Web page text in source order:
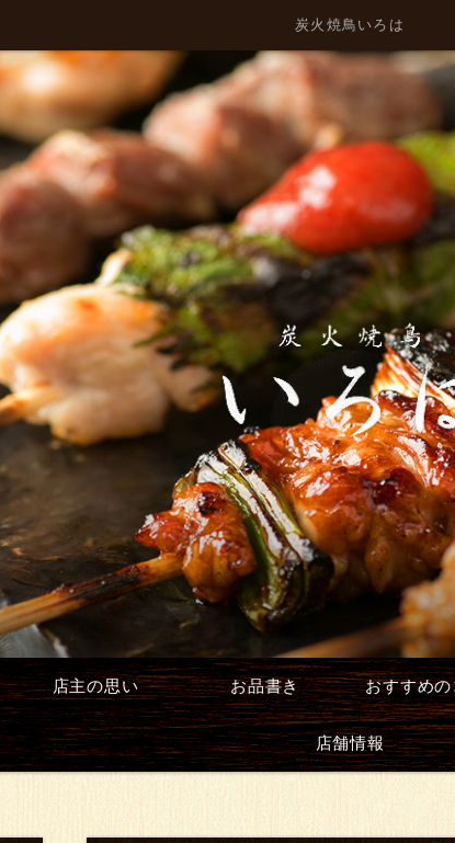
炭火焼鳥いろは
店主の思い お品書き おすすめ
店舗情報